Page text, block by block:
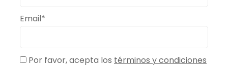
Email*
Por favor, acepta los términos y condiciones